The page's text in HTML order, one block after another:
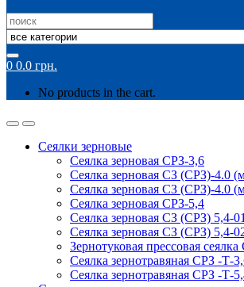
Search
for:
0 0.0 грн.
No products in the cart.
Сеялки зерновые
Сеялка зерновая СРЗ-3,6
Сеялка зерновая СЗ (СРЗ)-4.0
Сеялка зерновая СЗ (СРЗ)-4.0
Сеялка зерновая СРЗ-5,4
Сеялка зерновая СЗ (СРЗ) 5,4-01
Сеялка зерновая СЗ (СРЗ) 5,4-
Зернотуковая прессовая
Сеялка зернотравяная СРЗ -Т-
Сеялка зернотравяная СРЗ -Т-